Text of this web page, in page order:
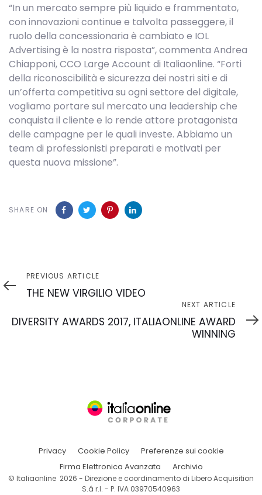
“In un mercato sempre più liquido e frammentato,
con innovazioni continue e talvolta passeggere, il
ruolo della concessionaria è cambiato e IOL
Advertising è la nostra risposta”, commenta Andrea
Chiapponi, CCO Large Account di Italiaonline. “Forti
della riconoscibilità e sicurezza dei nostri siti e di
un’offerta competitiva su ogni settore del digitale,
vogliamo portare sul mercato una leadership che
conquista il cliente e lo rende attore protagonista
delle campagne per le quali investe. Abbiamo un
team di professionisti preparati e motivati per
questa nuova missione”.
SHARE ON
Previous
Article
PREVIOUS ARTICLE
THE NEW VIRGILIO VIDEO
Article
NEXT ARTICLE
DIVERSITY AWARDS 2017, ITALIAONLINE AWARD
WINNING
Privacy Cookie Policy
Preferenze sui cookie
Firma Elettronica Avanzata
Archivio
© Italiaonline 2026 - Direzione e coordinamento di Libero Acquisition
S.á r.l. - P. IVA 03970540963